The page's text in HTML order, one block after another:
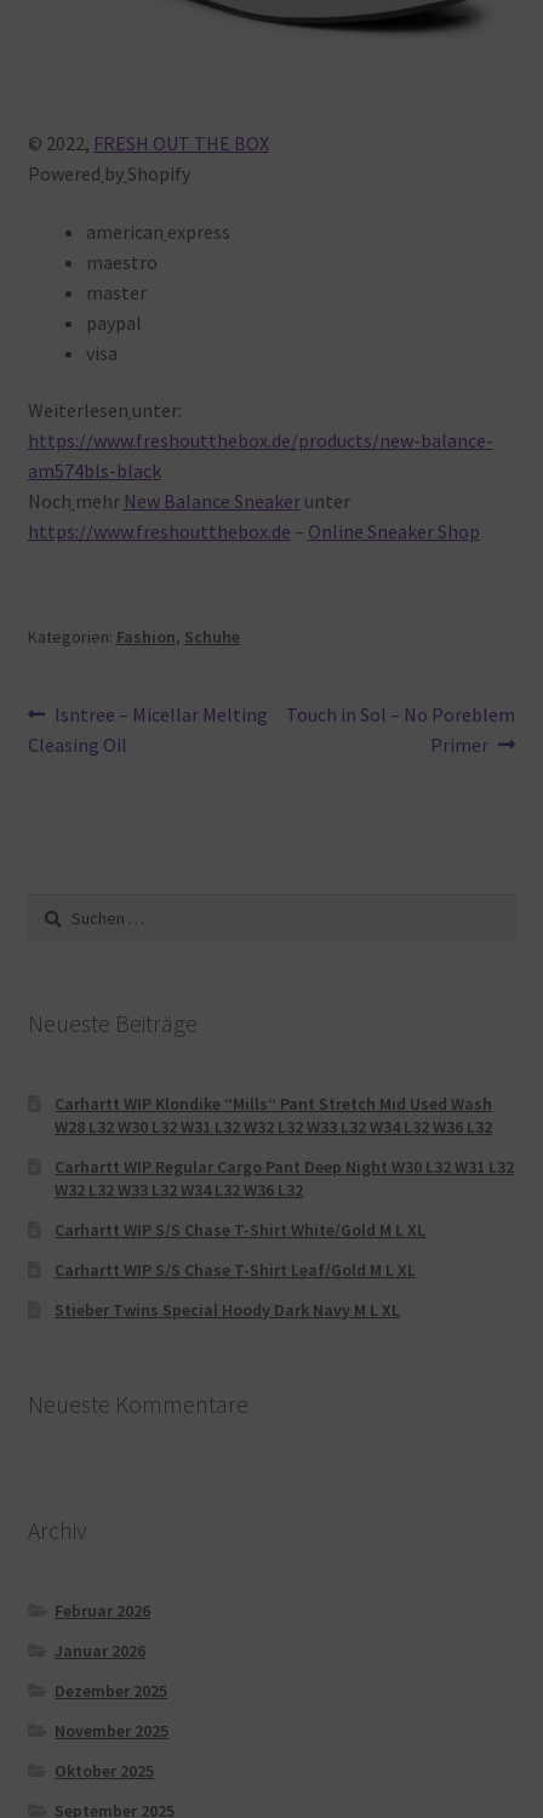
© 2022, FRESH OUT THE BOX
Powered by Shopify
american express
maestro
master
paypal
visa
Weiterlesen unter:
https://www.freshoutthebox.de/products/new-balance-
am574bls-black
Noch mehr New Balance Sneakerunter
https://www.freshoutthebox.de – Online Sneaker Shop
Kategorien: Fashion, Schuhe
Beitragsnavigation
Vorheriger
Beitrag:
Isntree – Micellar Melting
Cleasing Oil
Nächster
Touch in Sol – No Poreblem
Primer
Suche
nach:
Neueste Beiträge
Carhartt WIP Klondike “Mills“ Pant Stretch Mid Used Wash
W28 L32 W30 L32 W31 L32 W32 L32 W33 L32 W34 L32 W36 L32
Carhartt WIP Regular Cargo Pant Deep Night W30 L32 W31 L32
W32 L32 W33 L32 W34 L32 W36 L32
Carhartt WIP S/S Chase T-Shirt White/Gold M L XL
Carhartt WIP S/S Chase T-Shirt Leaf/Gold M L XL
Stieber Twins Special Hoody Dark Navy M L XL
Neueste Kommentare
Archiv
Februar 2026
Januar 2026
Dezember 2025
November 2025
Oktober 2025
September 2025